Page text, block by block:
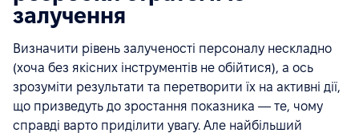
залучення
Визначити рівень залученості персоналу нескладно
(хоча без якісних інструментів не обійтися), а ось
зрозуміти результати та перетворити їх на активні дії,
що призведуть до зростання показника — те, чому
справді варто приділити увагу. Але найбільший